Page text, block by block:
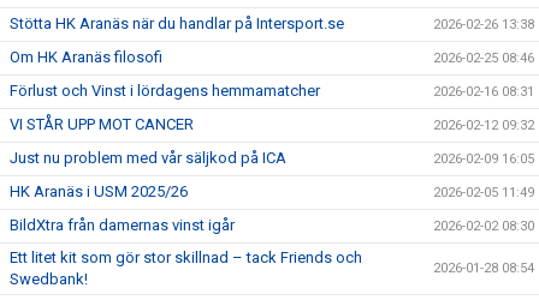
Stötta HK Aranäs när du handlar på Intersport.se 2026-02-26 13:38
Om HK Aranäs filosofi 2026-02-25 08:46
Förlust och Vinst i lördagens hemmamatcher 2026-02-16 08:31
VI STÅR UPP MOT CANCER 2026-02-12 09:32
Just nu problem med vår säljkod på ICA 2026-02-09 16:05
HK Aranäs i USM 2025/26 2026-02-05 11:49
BildXtra från damernas vinst igår 2026-02-02 08:30
Ett litet kit som gör stor skillnad – tack Friends och
Swedbank!
2026-01-28 08:54